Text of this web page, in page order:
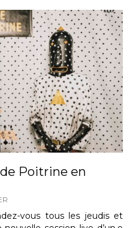
Poitrine en
vous tous les jeudis et